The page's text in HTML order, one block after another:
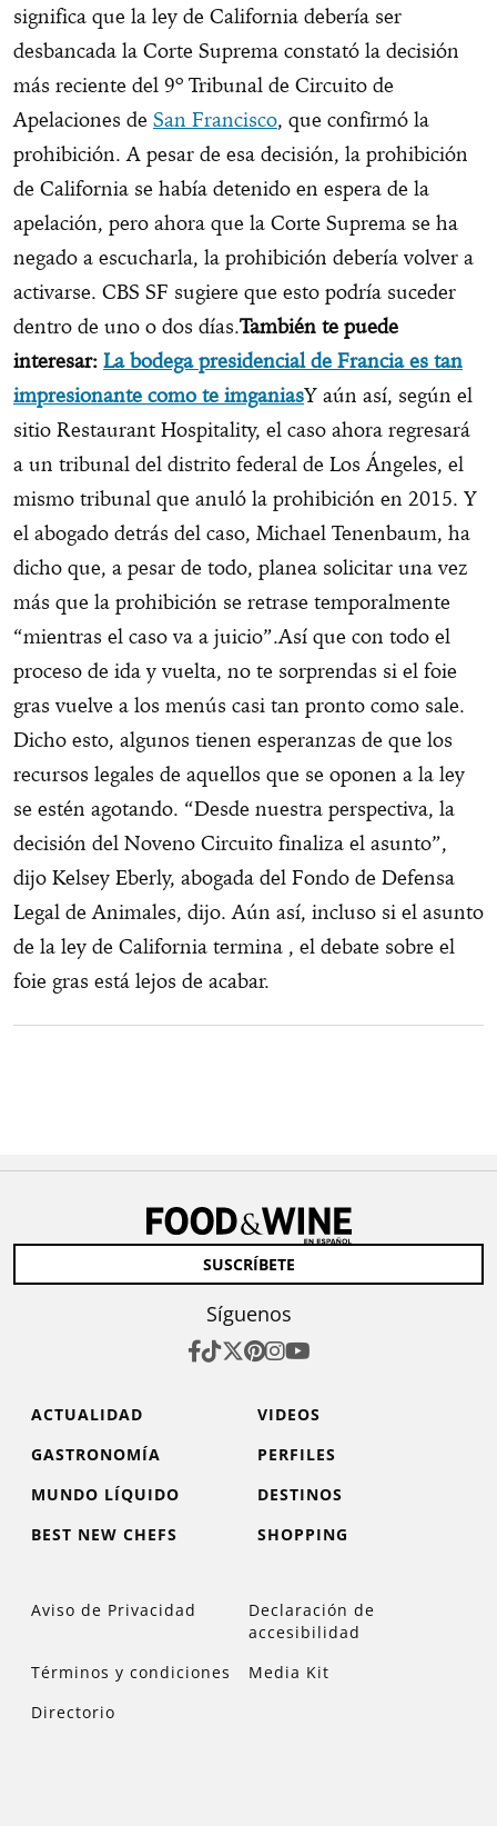
significa que la ley de California debería ser
desbancada la Corte Suprema constató la decisión
más reciente del 9º Tribunal de Circuito de
Apelaciones de San Francisco, que confirmó la
prohibición. A pesar de esa decisión, la prohibición
de California se había detenido en espera de la
apelación, pero ahora que la Corte Suprema se ha
negado a escucharla, la prohibición debería volver a
activarse. CBS SF sugiere que esto podría suceder
dentro de uno o dos días.También te puede
interesar: La bodega presidencial de Francia es tan
impresionante como te imganiasY aún así, según el
sitio Restaurant Hospitality, el caso ahora regresará
a un tribunal del distrito federal de Los Ángeles, el
mismo tribunal que anuló la prohibición en 2015. Y
el abogado detrás del caso, Michael Tenenbaum, ha
dicho que, a pesar de todo, planea solicitar una vez
más que la prohibición se retrase temporalmente
“mientras el caso va a juicio”.Así que con todo el
proceso de ida y vuelta, no te sorprendas si el foie
gras vuelve a los menús casi tan pronto como sale.
Dicho esto, algunos tienen esperanzas de que los
recursos legales de aquellos que se oponen a la ley
se estén agotando. “Desde nuestra perspectiva, la
decisión del Noveno Circuito finaliza el asunto”,
dijo Kelsey Eberly, abogada del Fondo de Defensa
Legal de Animales, dijo. Aún así, incluso si el asunto
de la ley de California termina , el debate sobre el
foie gras está lejos de acabar.
SUSCRÍBETE
Síguenos
ACTUALIDAD
VIDEOS
GASTRONOMÍA
PERFILES
MUNDO LÍQUIDO
DESTINOS
BEST NEW CHEFS
SHOPPING
Aviso de Privacidad
Declaración de
accesibilidad
Términos y condiciones
Media Kit
Directorio